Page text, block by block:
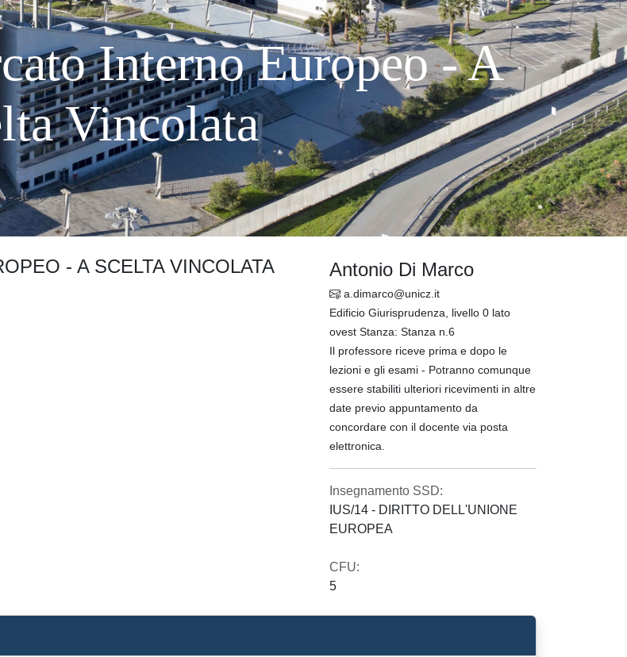
Interno Europeo - A
Vincolata
- A SCELTA VINCOLATA Antonio Di Marco
a.dimarco@unicz.it
Edificio Giurisprudenza, livello 0 lato
ovest Stanza: Stanza n.6
Il professore riceve prima e dopo le
lezioni e gli esami - Potranno comunque
essere stabiliti ulteriori ricevimenti in altre
date previo appuntamento da
concordare con il docente via posta
elettronica.
Insegnamento SSD:
IUS/14 - DIRITTO DELL'UNIONE
EUROPEA
CFU:
5